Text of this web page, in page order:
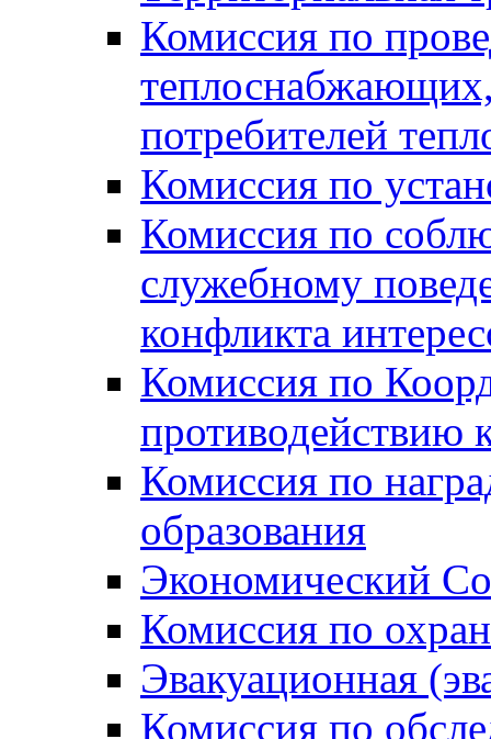
Комиссия по
потребителей
Комиссия по
Комиссия по
служебному
конфликта
Комиссия по
противодействию
Комиссия по
образования
Экономический
Комиссия по
Эвакуационная
Комиссия по